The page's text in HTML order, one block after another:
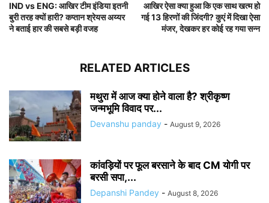
IND vs ENG: आखिर टीम इंडिया इतनी
बुरी तरह क्यों हारी? कप्तान श्रेयस अय्यर
ने बताई हार की सबसे बड़ी वजह
आखिर ऐसा क्या हुआ कि एक साथ खत्म हो
गई 13 हिरणों की जिंदगी? कुएं में दिखा ऐसा
मंजर, देखकर हर कोई रह गया सन्न
RELATED ARTICLES
मथुरा में आज क्या होने वाला है? श्रीकृष्ण
जन्मभूमि विवाद पर...
Devanshu panday - August 9, 2026
कांवड़ियों पर फूल बरसाने के बाद CM योगी पर
बरसी सपा,...
Depanshi Pandey - August 8, 2026